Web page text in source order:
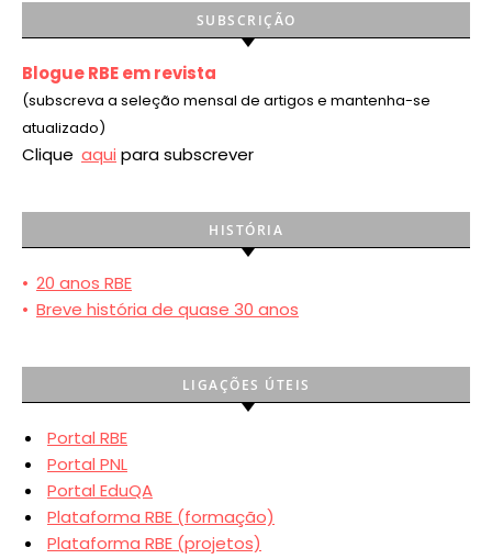
SUBSCRIÇÃO
Blogue RBE em revista
(subscreva a seleção mensal de artigos e mantenha-se
atualizado)
Clique aqui para subscrever
HISTÓRIA
• 20 anos RBE
• Breve história de quase 30 anos
LIGAÇÕES ÚTEIS
Portal RBE
Portal PNL
Portal EduQA
Plataforma RBE (formação)
Plataforma RBE (projetos)